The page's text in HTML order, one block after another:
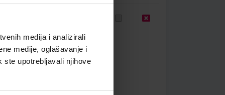
medija i analizirali
medije, oglašavanje i
ste upotrebljavali njihove